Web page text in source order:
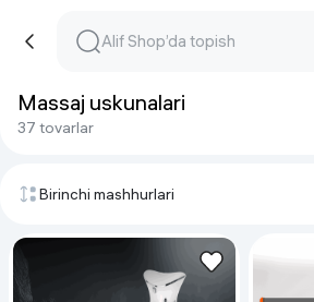
Massaj uskunalari
37 tovarlar
Birinchi mashhurlari